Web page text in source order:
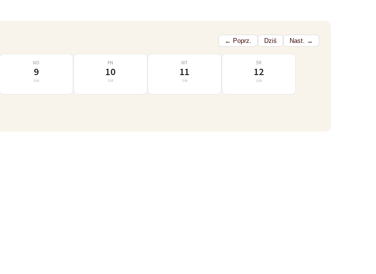
← Poprz. Dziś Nast. →
ND
9
sie
PN
10
sie
WT
11
sie
ŚR
12
sie